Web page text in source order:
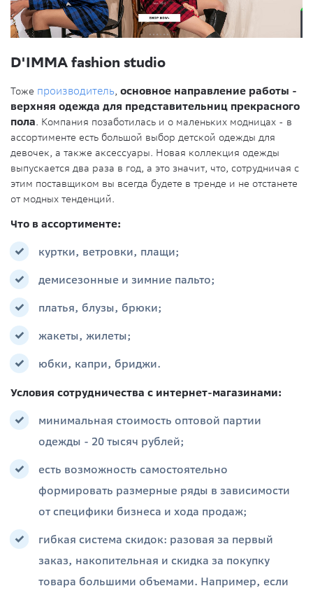
D'IMMA fashion studio
Тоже производитель, основное направление работы -
верхняя одежда для представительниц прекрасного
пола. Компания позаботилась и о маленьких модницах - в
ассортименте есть большой выбор детской одежды для
девочек, а также аксессуары. Новая коллекция одежды
выпускается два раза в год, а это значит, что, сотрудничая с
этим поставщиком вы всегда будете в тренде и не отстанете
от модных тенденций.
Что в ассортименте:
куртки, ветровки, плащи;
демисезонные и зимние пальто;
платья, блузы, брюки;
жакеты, жилеты;
юбки, капри, бриджи.
Условия сотрудничества с интернет-магазинами:
минимальная стоимость оптовой партии
одежды - 20 тысяч рублей;
есть возможность самостоятельно
формировать размерные ряды в зависимости
от специфики бизнеса и хода продаж;
гибкая система скидок: разовая за первый
заказ, накопительная и скидка за покупку
товара большими объемами. Например, если